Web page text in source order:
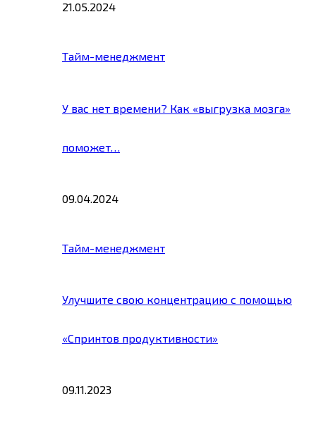
21.05.2024
Тайм-менеджмент
У вас нет времени? Как «выгрузка мозга»
поможет…
09.04.2024
Тайм-менеджмент
Улучшите свою концентрацию с помощью
«Спринтов продуктивности»
09.11.2023